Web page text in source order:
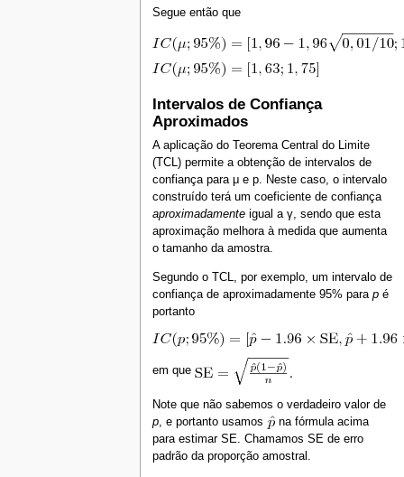
Segue então que
Intervalos de Confiança
Aproximados
A aplicação do Teorema Central do Limite
(TCL) permite a obtenção de intervalos de
confiança para μ e p. Neste caso, o intervalo
construído terá um coeficiente de confiança
aproximadamenteigual a γ, sendo que esta
aproximação melhora à medida que aumenta
o tamanho da amostra.
Segundo o TCL, por exemplo, um intervalo de
confiança de aproximadamente 95% para pé
portanto
em que
Note que não sabemos o verdadeiro valor de
p, e portanto usamos
na fórmula acima
para estimar SE. Chamamos SE de erro
padrão da proporção amostral.